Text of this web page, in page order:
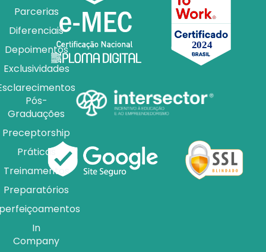
Parcerias
Diferenciais
Depoimentos
Exclusividades
Pós-
Graduações
Preceptorship
Práticas
Treinamentos
Preparatórios
In
Company